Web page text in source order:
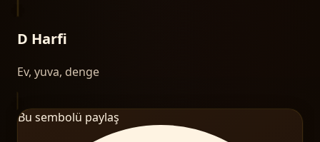
D Harfi
Ev, yuva, denge
Bu sembolü paylaş